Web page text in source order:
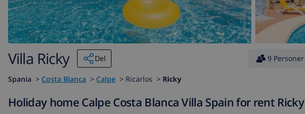
Villa Ricky Del 9 Personer
Spania > Costa Blanca > Calpe > Ricarlos > Ricky
Holiday home Calpe Costa Blanca Villa Spain for rent Ricky